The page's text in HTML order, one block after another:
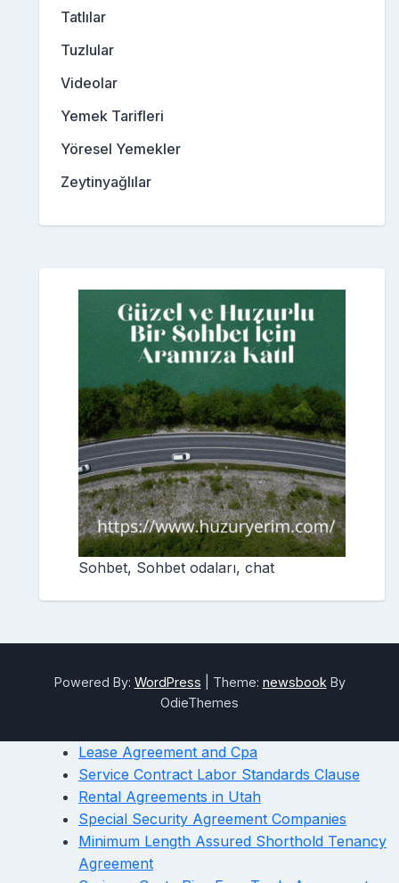
Tatlılar
Tuzlular
Videolar
Yemek Tarifleri
Yöresel Yemekler
Zeytinyağlılar
Sohbet, Sohbet odaları, chat
Powered By: WordPress Theme: newsbook By
OdieThemes
Lease Agreement and Cpa
Service Contract Labor Standards Clause
Rental Agreements in Utah
Special Security Agreement Companies
Minimum Length Assured Shorthold Tenancy
Agreement